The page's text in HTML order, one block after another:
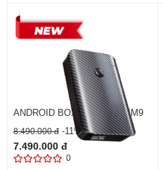
ANDROID BOX VIETMAP BM9
8.490.000 đ -11%
7.490.000 đ
0